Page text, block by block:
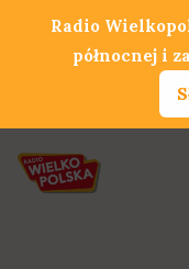
Radio
północnej i